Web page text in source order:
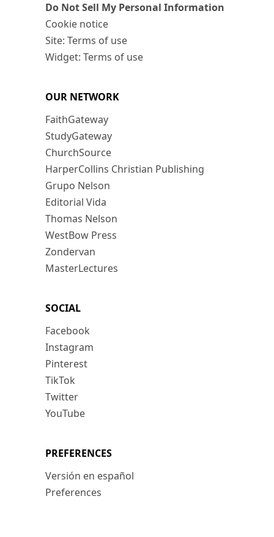
Do Not Sell My Personal Information
Cookie notice
Site: Terms of use
Widget: Terms of use
OUR NETWORK
FaithGateway
StudyGateway
ChurchSource
HarperCollins Christian Publishing
Grupo Nelson
Editorial Vida
Thomas Nelson
WestBow Press
Zondervan
MasterLectures
SOCIAL
Facebook
Instagram
Pinterest
TikTok
Twitter
YouTube
PREFERENCES
Versión en español
Preferences